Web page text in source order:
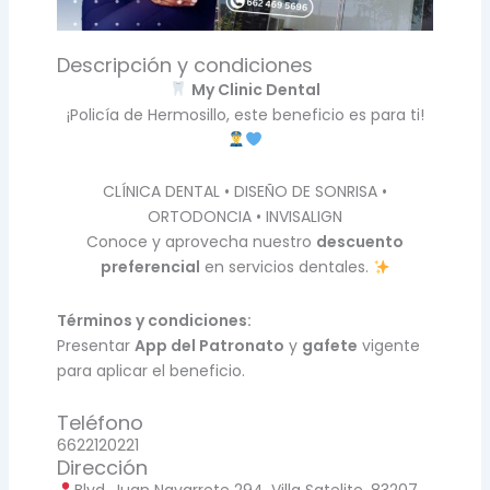
Descripción y condiciones
My Clinic Dental
¡Policía de Hermosillo, este beneficio es para ti!
CLÍNICA DENTAL • DISEÑO DE SONRISA •
ORTODONCIA • INVISALIGN
Conoce y aprovecha nuestro descuento
preferencial en servicios dentales.
Términos y condiciones:
PresentarApp del Patronato y gafete vigente
para aplicar el beneficio.
Teléfono
6622120221
Dirección